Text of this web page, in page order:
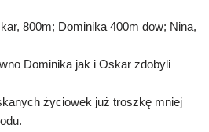
800m; Dominika 400m dow; Nina,
Dominika jak i Oskar zdobyli
życiowek już troszkę mniej